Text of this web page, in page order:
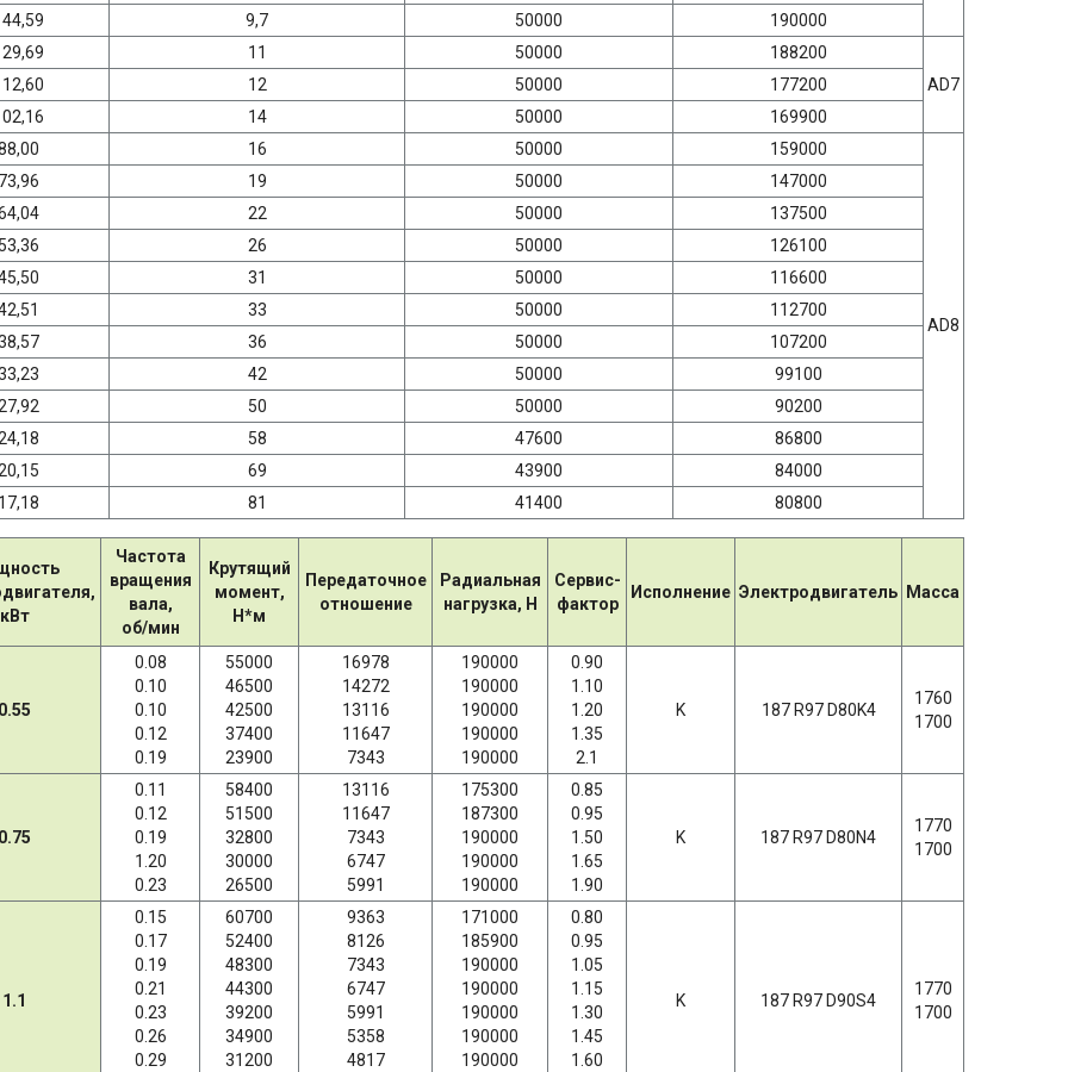
9,7 50000
190000
11 50000
188200
AD7
12 50000
177200
14 50000
169900
16 50000 159000
AD8
73,96 19 50000
147000
22 50000
137500
53,36
26 50000
126100
31 50000
116600
33 50000
112700
36 50000
107200
42 50000
99100
50 50000
90200
58 47600
86800
69 43900
84000
17,18
81 41400 80800
кВт
Частота
вращения
вала,
об/мин
Крутящий
момент,
Н*м
Передаточное
отношение
Радиальная
нагрузка, Н
Сервис-
фактор
Исполнение Электродвигатель Масса
0.55
0.08
0.10
0.10
0.12
0.19
55000
46500
42500
37400
23900
16978
14272
13116
11647
7343
190000
190000
190000
190000
190000
0.90
1.10
1.20
1.35
2.1
K 187 R97 D80K4
1760
1700
0.75
0.11
0.12
0.19
1.20
0.23
58400
51500
32800
30000
26500
13116
11647
7343
6747
5991
175300
187300
190000
190000
190000
0.85
0.95
1.50
1.65
1.90
K 187 R97 D80N4
1770
1700
1.1
0.15
0.17
0.19
0.21
0.23
0.26
0.29
60700
52400
48300
44300
39200
34900
31200
9363
8126
7343
6747
5991
5358
4817
171000
185900
190000
190000
190000
190000
190000
0.80
0.95
1.05
1.15
1.30
1.45
1.60
K 187 R97 D90S4
1770
1700